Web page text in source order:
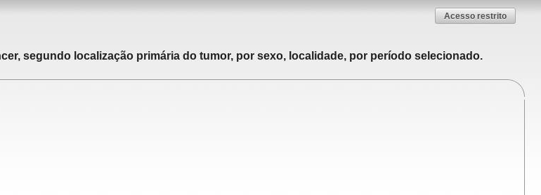
Acesso restrito
segundo localização primária do tumor, por sexo, localidade, por período selecionado.